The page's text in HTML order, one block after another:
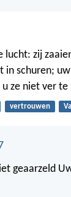
lucht: zij
in schuren;
u ze niet ver te
vertrouwen
geaarzeld